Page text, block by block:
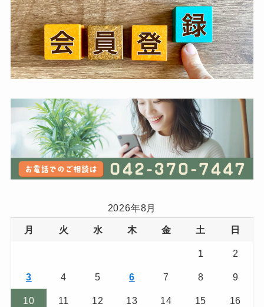
2026年8月
月 火 水 木 金 土 日
1 2
3 4 5 6 7 8 9
10 11 12 13 14 15 16